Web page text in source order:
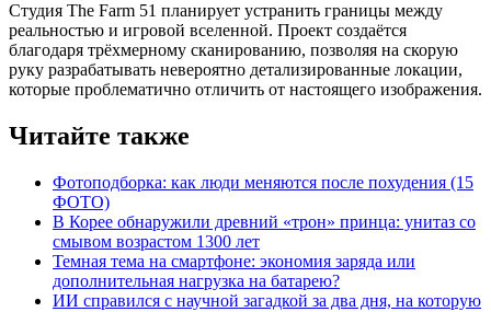
Студия The Farm 51 планирует устранить границы между
реальностью и игровой вселенной. Проект создаётся
благодаря трёхмерному сканированию, позволяя на скорую
руку разрабатывать невероятно детализированные локации,
которые проблематично отличить от настоящего изображения.
Читайте также
Фотоподборка: как люди меняются после похудения (15
ФОТО)
В Корее обнаружили древний «трон» принца: унитаз со
смывом возрастом 1300 лет
Темная тема на смартфоне: экономия заряда или
дополнительная нагрузка на батарею?
ИИ справился с научной загадкой за два дня, на которую